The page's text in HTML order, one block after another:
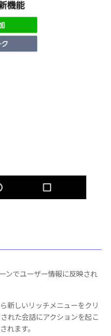
でユーザー情報に反映され
新しいリッチメニューをクリ
れた会話にアクションを起こ
れます。